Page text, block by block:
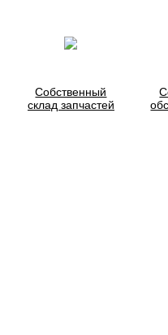
Собственный
склад запчастей